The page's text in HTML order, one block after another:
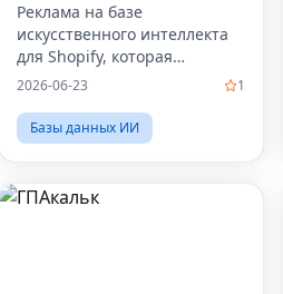
Реклама на базе
искусственного интеллекта
для Shopify, которая
конвертирует
2026-06-23 1
Базы данных ИИ